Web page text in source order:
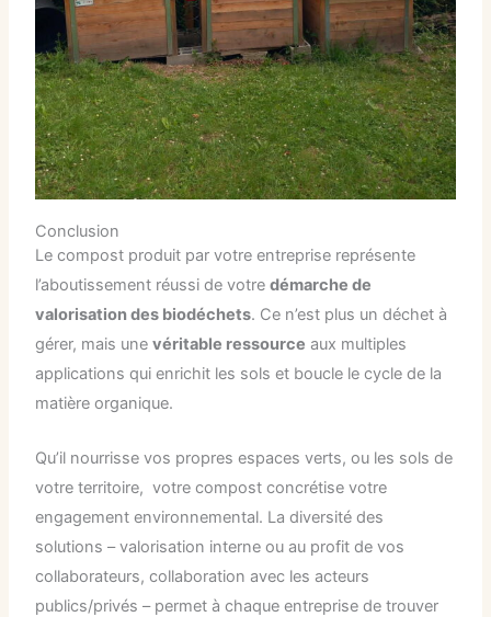
Conclusion
Le compost produit par votre entreprise représente
l’aboutissement réussi de votredémarche de
valorisation des biodéchets. Ce n’est plus un déchet à
gérer, mais unevéritable ressource aux multiples
applications qui enrichit les sols et boucle le cycle de la
matière organique.
Qu’il nourrisse vos propres espaces verts, ou les sols de
votre territoire, votre compost concrétise votre
engagement environnemental. La diversité des
solutions – valorisation interne ou au profit de vos
collaborateurs, collaboration avec les acteurs
publics/privés – permet à chaque entreprise de trouver